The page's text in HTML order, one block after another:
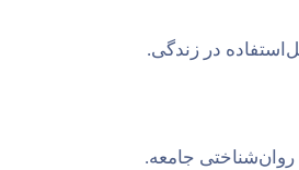
در زندگی.
روان‌شناختی جامعه.